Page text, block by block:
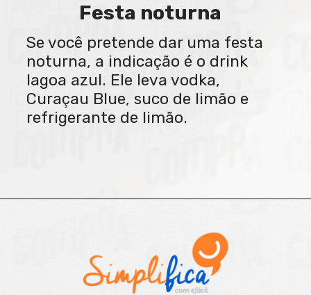
Festa noturna
Se você pretende dar uma festa
noturna, a indicação é o drink
lagoa azul. Ele leva vodka,
Curaçau Blue, suco de limão e
refrigerante de limão.